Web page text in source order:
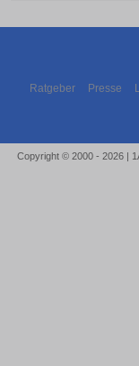
Ratgeber Presse
Copyright © 2000 - 2026 |